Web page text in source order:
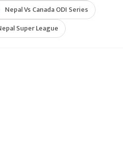
Nepal Vs Canada ODI Series
Super League